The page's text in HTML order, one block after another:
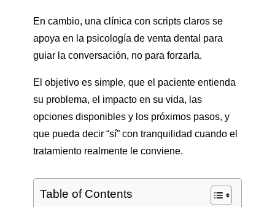
En cambio, una clínica con scripts claros se
apoya en la psicología de venta dental para
guiar la conversación, no para forzarla.
El objetivo es simple, que el paciente entienda
su problema, el impacto en su vida, las
opciones disponibles y los próximos pasos, y
que pueda decir “sí” con tranquilidad cuando el
tratamiento realmente le conviene.
Table of Contents